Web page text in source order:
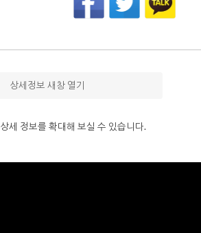
상세정보 새창 열기
상세 정보를 확대해 보실 수 있습니다.